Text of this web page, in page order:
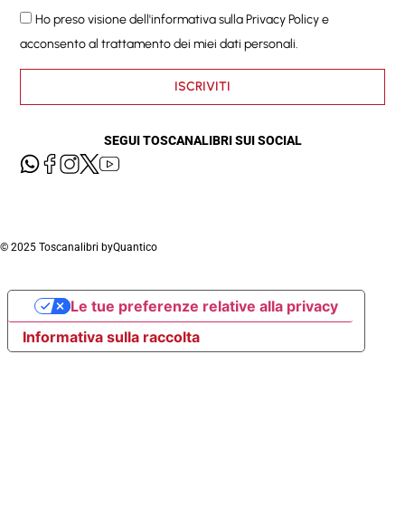
Ho preso visione dell'informativa sullaPrivacy Policye
acconsento al trattamento dei miei dati personali.
ISCRIVITI
SEGUI TOSCANALIBRI SUI SOCIAL
© 2025 Toscanalibri byQuantico
Informativa sulla raccolta
Le tue preferenze relative alla privacy